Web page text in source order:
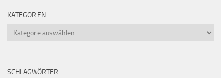
KATEGORIEN
Kategorien
SCHLAGWÖRTER